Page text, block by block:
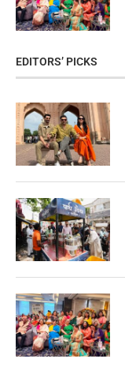
EDITORS’ PICKS